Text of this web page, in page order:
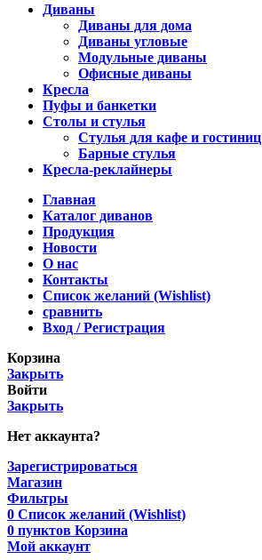
Диваны
Диваны для дома
Диваны угловые
Модульные диваны
Офисные диваны
Кресла
Пуфы и банкетки
Столы и стулья
Стулья для кафе и гостиниц
Барные стулья
Кресла-реклайнеры
Главная
Каталог диванов
Продукция
Новости
О нас
Контакты
Список желаний (Wishlist)
сравнить
Вход / Регистрация
Корзина
Закрыть
Войти
Закрыть
Нет аккаунта?
Зарегистрироваться
Магазин
Фильтры
0 Список желаний (Wishlist)
0 пунктов Корзина
Мой аккаунт